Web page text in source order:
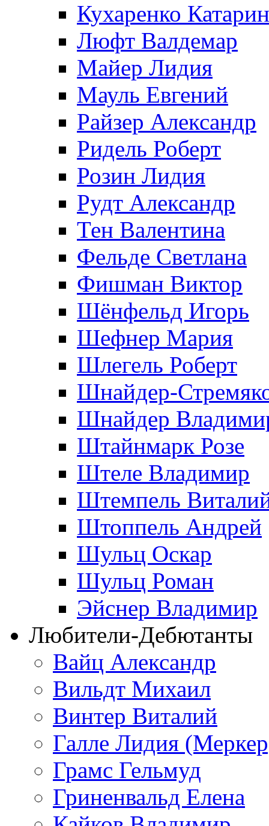
Кухаренко
Люфт Валдемaр
Майер Лидия
Мауль Евгений
Райзер Александр
Ридель Роберт
Розин Лидия
Рудт Александр
Тен Валентина
Фельде Светлана
Фишман Виктор
Шёнфельд Игорь
Шефнер Мария
Шлегель Роберт
Шнайдер-
Шнайдер
Штайнмарк Розe
Штеле Владимир
Штемпель
Штоппель Андрей
Шульц Оскар
Шульц Роман
Эйснер Владимир
Любители-Дебютанты
Вайц Александр
Вильдт Михаил
Винтер Виталий
Галле Лидия
Грамс Гельмуд
Гриненвальд Елена